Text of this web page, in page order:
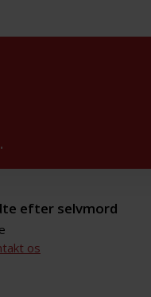
efter selvmord
os